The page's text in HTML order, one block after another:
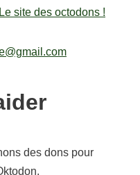
site des octodons !
des dons pour